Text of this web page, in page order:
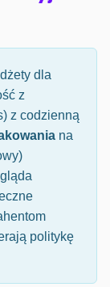
dla
z
z codzienną
na
politykę